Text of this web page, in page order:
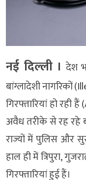
नई दिल्ली । देश
बांग्लादेशी नागरिकों
गिरफ्तारियां हो
अवैध तरीके से रह रहे
राज्यों में पुलिस और
हाल ही में त्रिपुरा,
गिरफ्तारियां हुई हैं।